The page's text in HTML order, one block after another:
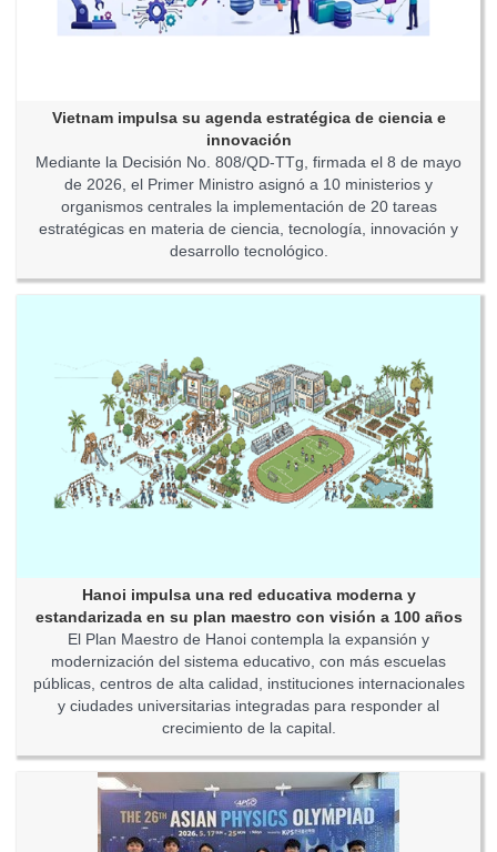
Vietnam impulsa su agenda estratégica de ciencia e
innovación
Mediante la Decisión No. 808/QD-TTg, firmada el 8 de mayo
de 2026, el Primer Ministro asignó a 10 ministerios y
organismos centrales la implementación de 20 tareas
estratégicas en materia de ciencia, tecnología, innovación y
desarrollo tecnológico.
Hanoi impulsa una red educativa moderna y
estandarizada en su plan maestro con visión a 100 años
El Plan Maestro de Hanoi contempla la expansión y
modernización del sistema educativo, con más escuelas
públicas, centros de alta calidad, instituciones internacionales
y ciudades universitarias integradas para responder al
crecimiento de la capital.